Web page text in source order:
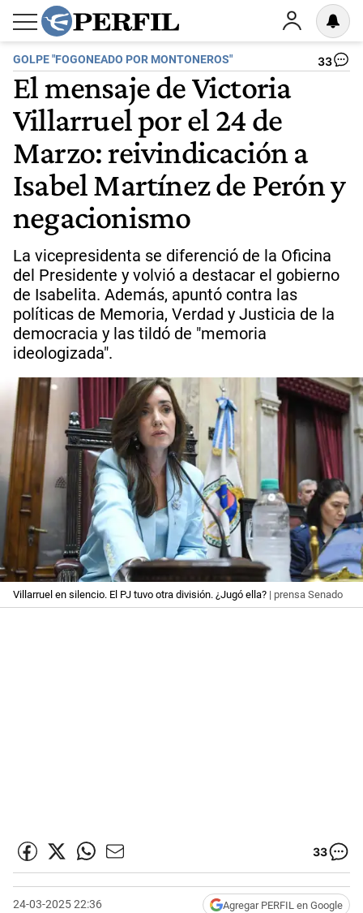
GOLPE "FOGONEADO POR MONTONEROS" 33
El mensaje de Victoria
Villarruel por el 24 de
Marzo: reivindicación a
Isabel Martínez de Perón y
negacionismo
La vicepresidenta se diferenció de la Oficina
del Presidente y volvió a destacar el gobierno
de Isabelita. Además, apuntó contra las
políticas de Memoria, Verdad y Justicia de la
democracia y las tildó de "memoria
ideologizada".
Villarruel en silencio. El PJ tuvo otra división. ¿Jugó ella? | prensa Senado
33
24-03-2025 22:36 Agregar PERFIL en Google